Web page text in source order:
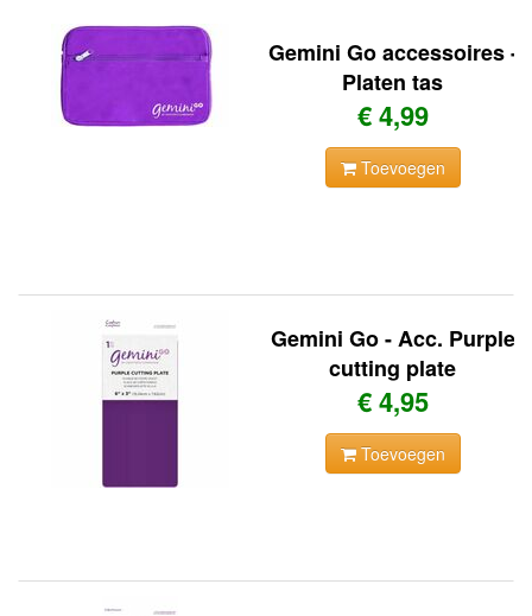
Gemini Go accessoires -
Platen tas
€ 4,99
Toevoegen
Gemini Go - Acc. Purple
cutting plate
€ 4,95
Toevoegen